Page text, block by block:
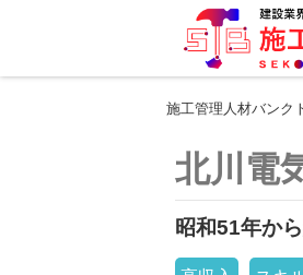
施工管理人材バンク
北川電
昭和51年か